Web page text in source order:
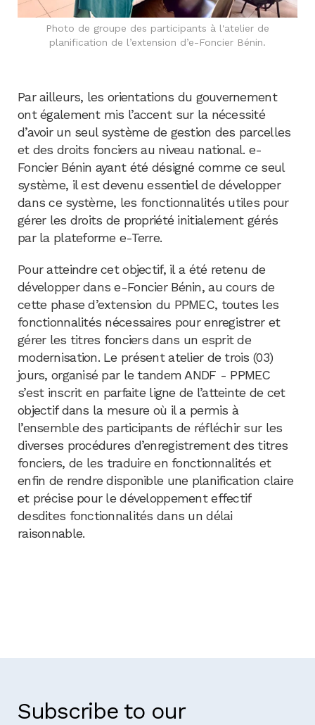
Photo de groupe des participants à l'atelier de
planification de l’extension d’e-Foncier Bénin.
Par ailleurs, les orientations du gouvernement
ont également mis l’accent sur la nécessité
d’avoir un seul système de gestion des parcelles
et des droits fonciers au niveau national. e-
Foncier Bénin ayant été désigné comme ce seul
système, il est devenu essentiel de développer
dans ce système, les fonctionnalités utiles pour
gérer les droits de propriété initialement gérés
par la plateforme e-Terre.
Pour atteindre cet objectif, il a été retenu de
développer dans e-Foncier Bénin, au cours de
cette phase d’extension du PPMEC, toutes les
fonctionnalités nécessaires pour enregistrer et
gérer les titres fonciers dans un esprit de
modernisation. Le présent atelier de trois (03)
jours, organisé par le tandem ANDF - PPMEC
s’est inscrit en parfaite ligne de l’atteinte de cet
objectif dans la mesure où il a permis à
l’ensemble des participants de réfléchir sur les
diverses procédures d’enregistrement des titres
fonciers, de les traduire en fonctionnalités et
enfin de rendre disponible une planification claire
et précise pour le développement effectif
desdites fonctionnalités dans un délai
raisonnable.
Subscribe to our